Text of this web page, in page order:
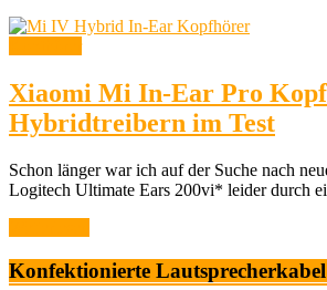
Xiaomi Mi In-Ear Pro
Hybridtreibern im Test
Schon länger war ich auf der Suche nach
Logitech Ultimate Ears 200vi* leider durch
Konfektionierte